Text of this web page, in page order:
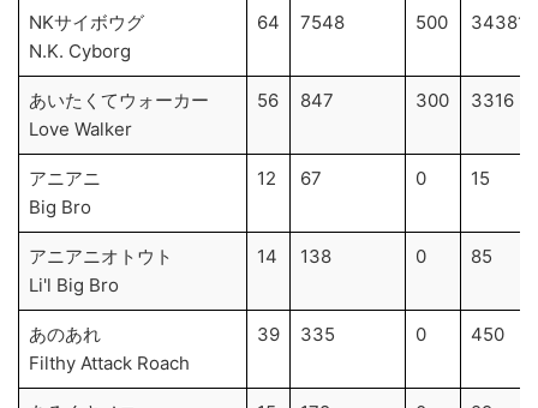
名前
レ
HP PP Exp.
NKサイボウグ
N.K. Cyborg
64 7548 500 34381
あいたくてウォーカー
Love Walker
56 847 300 3316
アニアニ
Big Bro
12 67 0 15
アニアニオトウト
Li'l Big Bro
14 138 0 85
あのあれ
Filthy Attack Roach
39 335 0 450